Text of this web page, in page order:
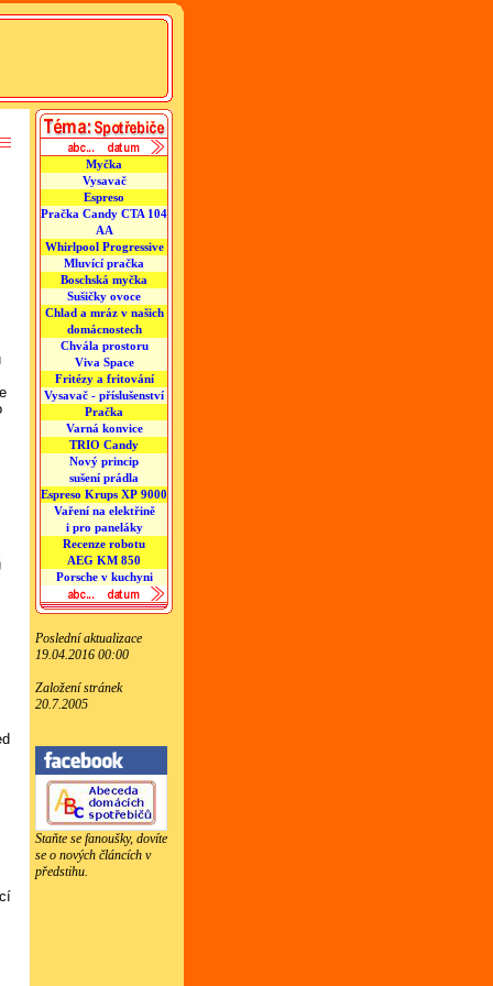
Myčka
Vysavač
Espreso
Pračka Candy CTA 104
AA
Whirlpool Progressive
Mluvící pračka
Boschská myčka
Sušičky ovoce
Chlad a mráz v našich
domácnostech
Chvála prostoru
Viva Space
Fritézy a fritování
Vysavač - příslušenství
Pračka
Varná konvice
TRIO Candy
Nový princip
sušení prádla
Espreso Krups XP 9000
Vaření na elektřině
i pro paneláky
Recenze robotu
AEG KM 850
Porsche v kuchyni
Poslední aktualizace
19.04.2016 00:00
Založení stránek
20.7.2005
Staňte se fanoušky, dovíte
se o nových článcích v
předstihu.